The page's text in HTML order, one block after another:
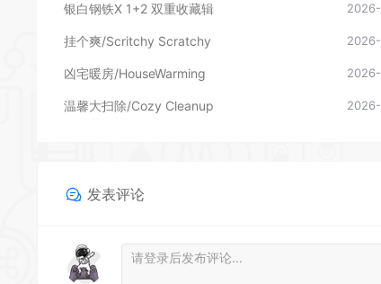
银白钢铁X 1+2 双重收藏辑
挂个爽/Scritchy Scratchy
凶宅暖房/HouseWarming
温馨大扫除/Cozy Cleanup
发表评论